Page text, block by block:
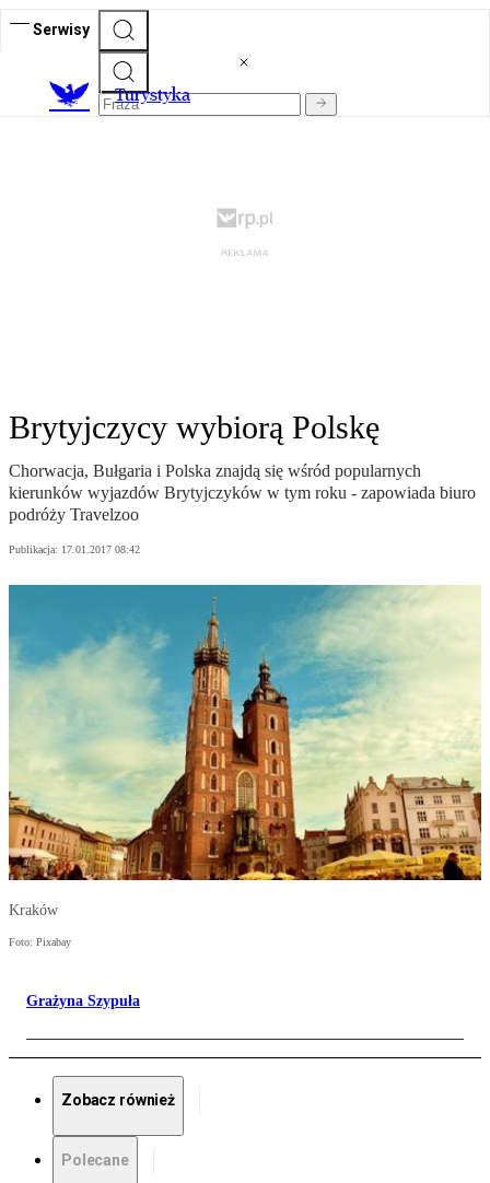
Serwisy
Turystyka
Brytyjczycy wybiorą Polskę
Chorwacja, Bułgaria i Polska znajdą się wśród popularnych
kierunków wyjazdów Brytyjczyków w tym roku - zapowiada biuro
podróży Travelzoo
Publikacja: 17.01.2017 08:42
Kraków
Foto: Pixabay
Grażyna Szypuła
Zobacz również
Polecane